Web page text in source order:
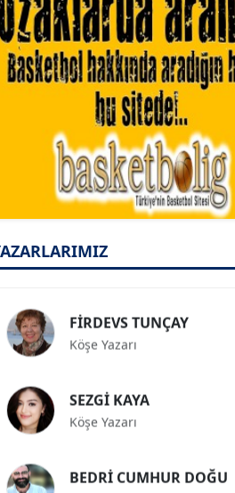
A. BAHRİ VRESKALA
Köşe Yazarı
ESAT ERÇETİNGÖZ
Köşe Yazarı
Köşe Yazarı
Köşe Yazarı
Köşe Yazarı